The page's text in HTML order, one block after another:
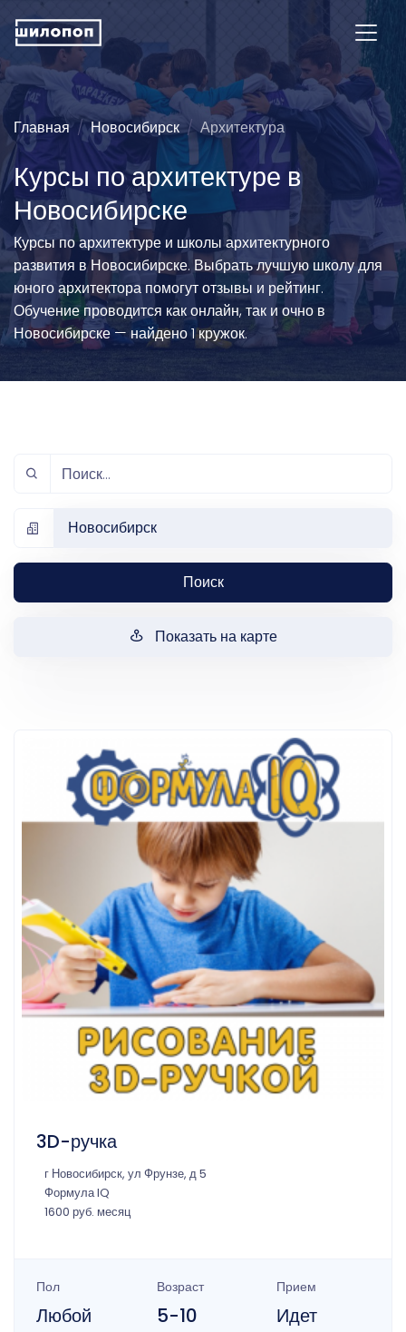
Главная Новосибирск Архитектура
Курсы по архитектуре в
Новосибирске
Курсы по архитектуре и школы архитектурного
развития в Новосибирске. Выбрать лучшую школу для
юного архитектора помогут отзывы и рейтинг.
Обучение проводится как онлайн, так и очно в
Новосибирске — найдено 1 кружок.
Новосибирск
Поиск
Показать на карте
3D-ручка
г Новосибирск, ул Фрунзе, д 5
Формула IQ
1600 руб. месяц
Пол
Любой
Возраст
5-10
Прием
Идет